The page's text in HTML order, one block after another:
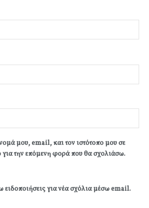
μου, email, και τον ιστότοπο μου σε
για την επόμενη φορά που θα σχολιάσω.
για νέα σχόλια μέσω email.